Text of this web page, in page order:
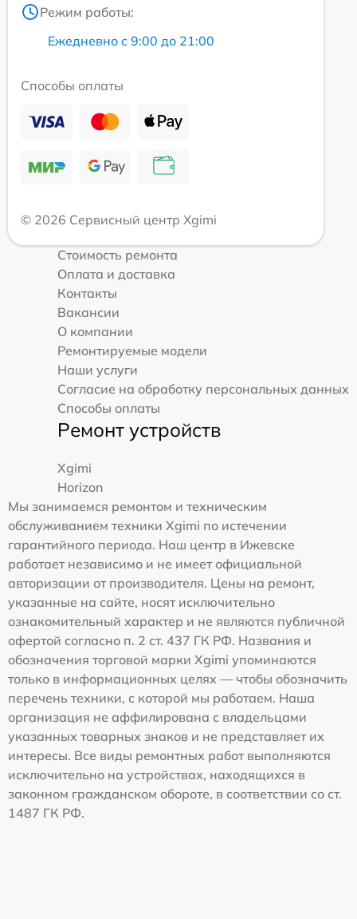
Режим работы:
Ежедневно с 9:00 до 21:00
Способы оплаты
© 2026 Сервисный центр Xgimi
Стоимость ремонта
Оплата и доставка
Контакты
Вакансии
О компании
Ремонтируемые модели
Наши услуги
Согласие на обработку персональных данных
Способы оплаты
Ремонт устройств
Xgimi
Horizon
Мы занимаемся ремонтом и техническим
обслуживанием техники Xgimi по истечении
гарантийного периода. Наш центр в Ижевске
работает независимо и не имеет официальной
авторизации от производителя. Цены на ремонт,
указанные на сайте, носят исключительно
ознакомительный характер и не являются публичной
офертой согласно п. 2 ст. 437 ГК РФ. Названия и
обозначения торговой марки Xgimi упоминаются
только в информационных целях — чтобы обозначить
перечень техники, с которой мы работаем. Наша
организация не аффилирована с владельцами
указанных товарных знаков и не представляет их
интересы. Все виды ремонтных работ выполняются
исключительно на устройствах, находящихся в
законном гражданском обороте, в соответствии со ст.
1487 ГК РФ.